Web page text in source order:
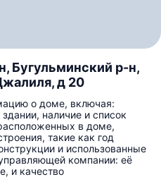
Бугульминский р-н,
д 20
о доме, включая:
наличие и список
в доме,
такие как год
и использованные
компании: её
и качество